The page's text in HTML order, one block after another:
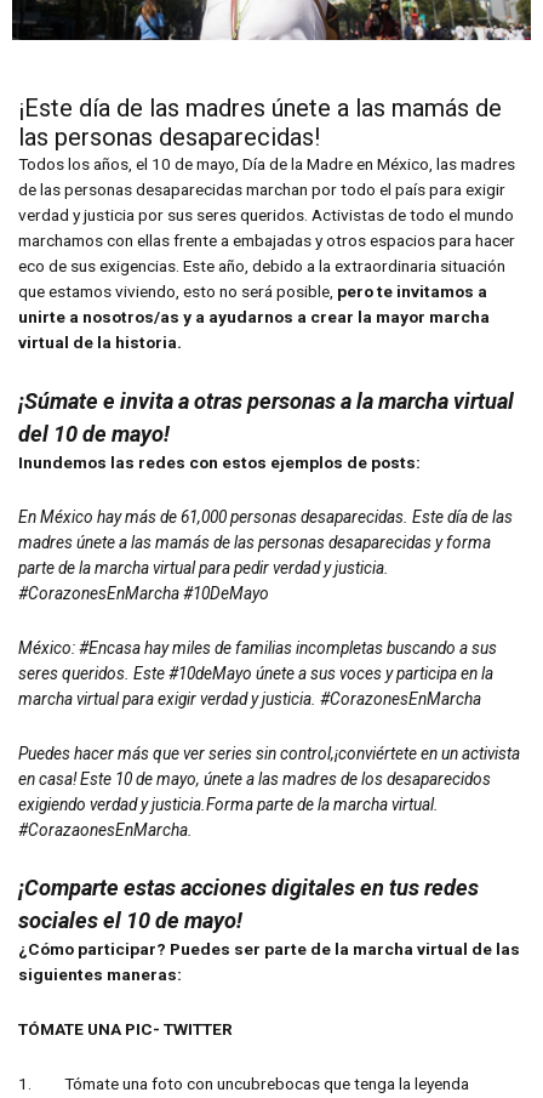
¡Este día de las madres únete a las mamás de
las personas desaparecidas!
Todos los años, el 10 de mayo, Día de la Madre en México, las madres
de las personas desaparecidas marchan por todo el país para exigir
verdad y justicia por sus seres queridos. Activistas de todo el mundo
marchamos con ellas frente a embajadas y otros espacios para hacer
eco de sus exigencias. Este año, debido a la extraordinaria situación
que estamos viviendo, esto no será posible, pero te invitamos a
unirte a nosotros/as y a ayudarnos a crear la mayor marcha
virtual de la historia.
¡Súmate e invita a otras personas a la marcha virtual
del 10 de mayo!
Inundemos las redes con estos ejemplos de posts:
En México hay más de 61,000 personas desaparecidas. Este día de las
madres únete a las mamás de las personas desaparecidas y forma
parte de la marcha virtual para pedir verdad y justicia.
#CorazonesEnMarcha #10DeMayo
México: #Encasa hay miles de familias incompletas buscando a sus
seres queridos. Este #10deMayo únete a sus voces y participa en la
marcha virtual para exigir verdad y justicia. #CorazonesEnMarcha
Puedes hacer más que ver series sin control,¡conviértete en un activista
en casa! Este 10 de mayo, únete a las madres de los desaparecidos
exigiendo verdad y justicia.Forma parte de la marcha virtual.
#CorazaonesEnMarcha.
¡Comparte estas acciones digitales en tus redes
sociales el 10 de mayo!
¿Cómo participar? Puedes ser parte de la marcha virtual de las
siguientes maneras:
TÓMATE UNA PIC- TWITTER
1. Tómate una foto con uncubrebocas que tenga la leyenda